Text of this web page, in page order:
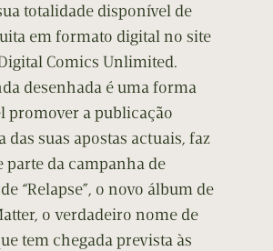
totalidade disponível de
em formato digital no site
Comics Unlimited.
desenhada é uma forma
promover a publicação
das suas apostas actuais, faz
parte da campanha de
“Relapse”, o novo álbum de
o verdadeiro nome de
tem chegada prevista às